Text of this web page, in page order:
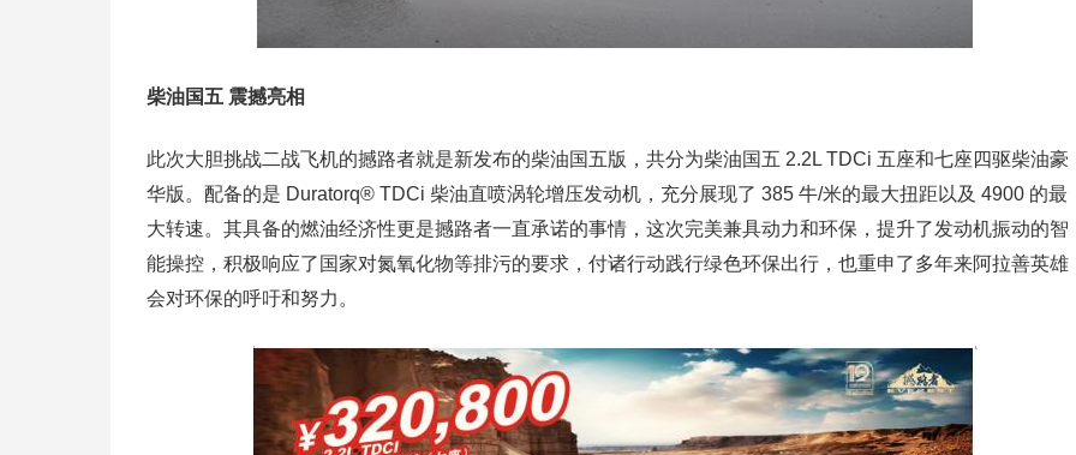
柴油国五 震撼亮相
此次大胆挑战二战飞机的撼路者就是新发布的柴油国五版，共分为柴油国五 2.2L TDCi 五座和七座四驱柴油豪
华版。配备的是 Duratorq® TDCi 柴油直喷涡轮增压发动机，充分展现了 385 牛/米的最大扭距以及 4900 的最
大转速。其具备的燃油经济性更是撼路者一直承诺的事情，这次完美兼具动力和环保，提升了发动机振动的智
能操控，积极响应了国家对氮氧化物等排污的要求，付诸行动践行绿色环保出行，也重申了多年来阿拉善英雄
会对环保的呼吁和努力。